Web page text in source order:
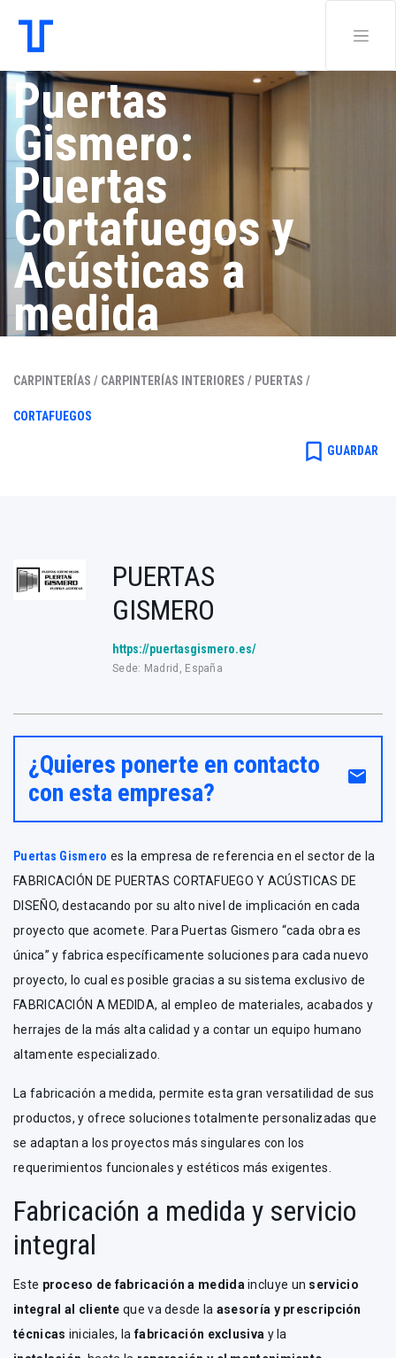
Puertas
Gismero:
Puertas
Cortafuegos y
Acústicas a
medida
Cortafuegos
CARPINTERÍAS / CARPINTERÍAS INTERIORES / PUERTAS /
CORTAFUEGOS
bookmark_border GUARDAR
PUERTAS
GISMERO
https://puertasgismero.es/
Sede: Madrid, España
¿Quieres ponerte en contacto
con esta empresa?
email
Puertas Gismero es la empresa de referencia en el sector de la
FABRICACIÓN DE PUERTAS CORTAFUEGO Y ACÚSTICAS DE
DISEÑO, destacando por su alto nivel de implicación en cada
proyecto que acomete. Para Puertas Gismero “cada obra es
única” y fabrica específicamente soluciones para cada nuevo
proyecto, lo cual es posible gracias a su sistema exclusivo de
FABRICACIÓN A MEDIDA, al empleo de materiales, acabados y
herrajes de la más alta calidad y a contar un equipo humano
altamente especializado.
La fabricación a medida, permite esta gran versatilidad de sus
productos, y ofrece soluciones totalmente personalizadas que
se adaptan a los proyectos más singulares con los
requerimientos funcionales y estéticos más exigentes.
Fabricación a medida y servicio
integral
Este proceso de fabricación a medida incluye un servicio
integral al cliente que va desde la asesoría y prescripción
técnicas iniciales, lafabricación exclusiva y la